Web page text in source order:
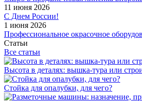
11 июня 2026
С Днем России!
1 июня 2026
Профессиональное окрасочное
Статьи
Все статьи
Высота в деталях: вышка-тура или
Стойка для опалубки, для чего?